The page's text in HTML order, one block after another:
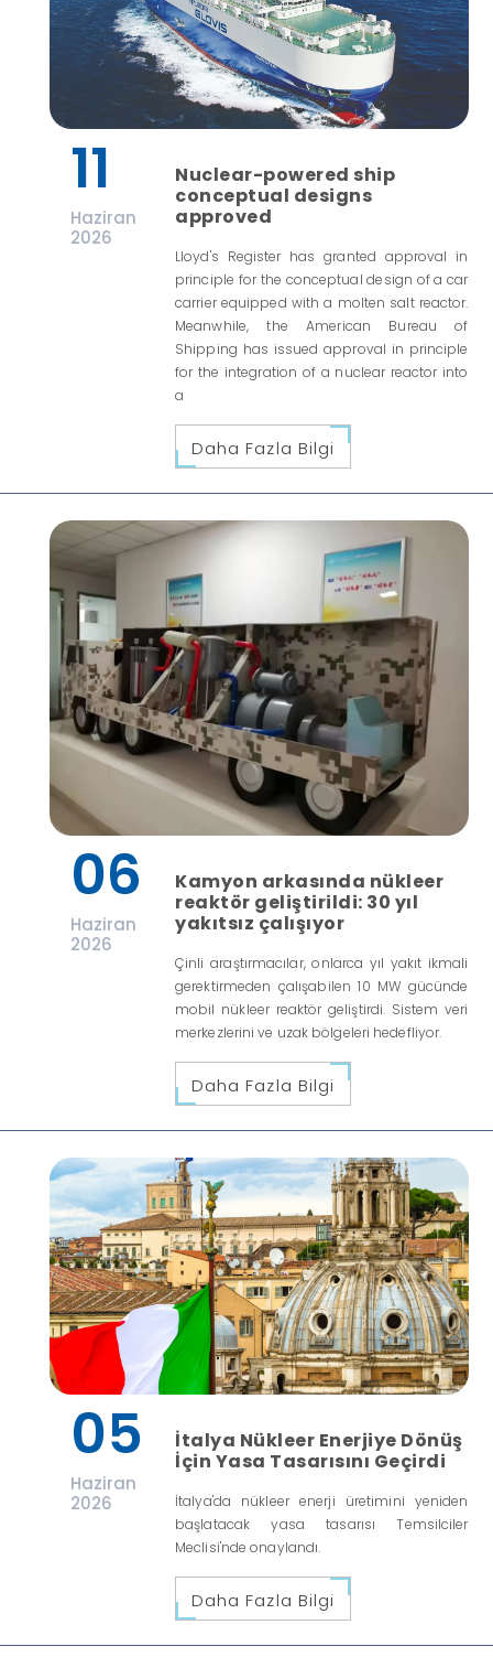
11
Haziran
2026
Nuclear-powered ship
conceptual designs
approved
Lloyd's Register has granted approval in
principle for the conceptual design of a car
carrier equipped with a molten salt reactor.
Meanwhile, the American Bureau of
Shipping has issued approval in principle
for the integration of a nuclear reactor into
a
Daha Fazla Bilgi
06
Haziran
2026
Kamyon arkasında nükleer
reaktör geliştirildi: 30 yıl
yakıtsız çalışıyor
Çinli araştırmacılar, onlarca yıl yakıt ikmali
gerektirmeden çalışabilen 10 MW gücünde
mobil nükleer reaktör geliştirdi. Sistem veri
merkezlerini ve uzak bölgeleri hedefliyor.
Daha Fazla Bilgi
05
Haziran
2026
İtalya Nükleer Enerjiye Dönüş
İçin Yasa Tasarısını Geçirdi
İtalya'da nükleer enerji üretimini yeniden
başlatacak yasa tasarısı Temsilciler
Meclisi'nde onaylandı.
Daha Fazla Bilgi